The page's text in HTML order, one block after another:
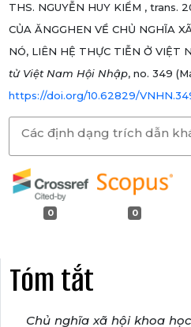
THS. NGUYỄN HUY KIỂM , trans.
CỦA ĂNGGHEN VỀ CHỦ NGHĨA
NÓ, LIÊN HỆ THỰC TIỄN Ở VIỆT
tử Việt Nam Hội Nhập, no. 349
https://doi.org/10.62829/
Các định dạng trích dẫn
0 0
Tóm tắt
Chủ nghĩa xã hội khoa